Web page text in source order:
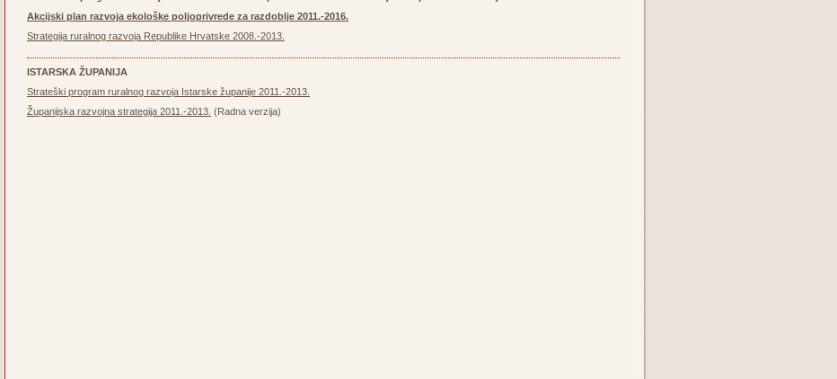
Akcijski plan razvoja ekološke poljoprivrede za razdoblje 2011.-2016.
Strategija ruralnog razvoja Republike Hrvatske 2008.-2013.
ISTARSKA ŽUPANIJA
Strateški program ruralnog razvoja Istarske županije 2011.-2013.
Županijska razvojna strategija 2011.-2013. (Radna verzija)